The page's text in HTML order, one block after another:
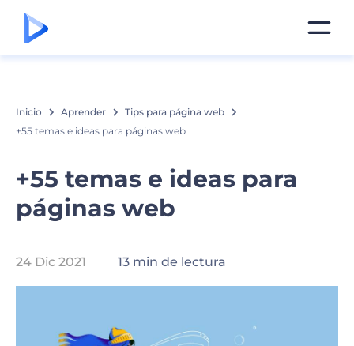
Inicio Aprender
Tips para página web
+55 temas e ideas para páginas web
+55 temas e ideas para
páginas web
24 Dic 2021 13 min de lectura